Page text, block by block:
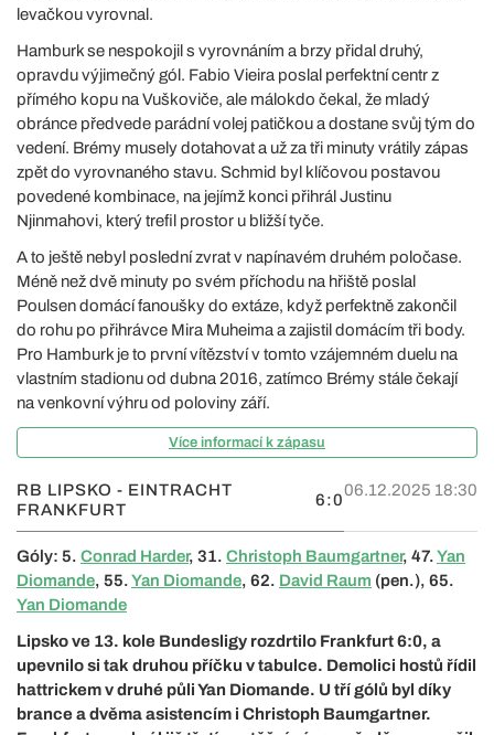
levačkou vyrovnal.
Hamburk se nespokojil s vyrovnáním a brzy přidal druhý,
opravdu výjimečný gól. Fabio Vieira poslal perfektní centr z
přímého kopu na Vuškoviče, ale málokdo čekal, že mladý
obránce předvede parádní volej patičkou a dostane svůj tým do
vedení. Brémy musely dotahovat a už za tři minuty vrátily zápas
zpět do vyrovnaného stavu. Schmid byl klíčovou postavou
povedené kombinace, na jejímž konci přihrál Justinu
Njinmahovi, který trefil prostor u bližší tyče.
A to ještě nebyl poslední zvrat v napínavém druhém poločase.
Méně než dvě minuty po svém příchodu na hřiště poslal
Poulsen domácí fanoušky do extáze, když perfektně zakončil
do rohu po přihrávce Mira Muheima a zajistil domácím tři body.
Pro Hamburk je to první vítězství v tomto vzájemném duelu na
vlastním stadionu od dubna 2016, zatímco Brémy stále čekají
na venkovní výhru od poloviny září.
Více informací k zápasu
RB LIPSKO - EINTRACHT
FRANKFURT
6:0
06.12.2025 18:30
Góly: 5. Conrad Harder, 31. Christoph Baumgartner, 47.Yan
Diomande, 55.Yan Diomande, 62. David Raum (pen.), 65.
Yan Diomande
Lipsko ve 13. kole Bundesligy rozdrtilo Frankfurt 6:0, a
upevnilo si tak druhou příčku v tabulce. Demolici hostů řídil
hattrickem v druhé půli Yan Diomande. U tří gólů byl díky
brance a dvěma asistencím i Christoph Baumgartner.